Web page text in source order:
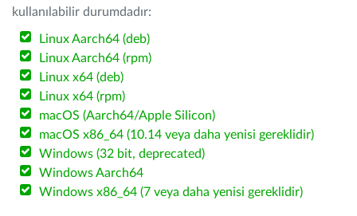
kullanılabilir durumdadır:
Linux Aarch64 (deb)
Linux Aarch64 (rpm)
Linux x64 (deb)
Linux x64 (rpm)
macOS (Aarch64/Apple Silicon)
macOS x86_64 (10.14 veya daha yenisi gereklidir)
Windows (32 bit, deprecated)
Windows Aarch64
Windows x86_64 (7 veya daha yenisi gereklidir)